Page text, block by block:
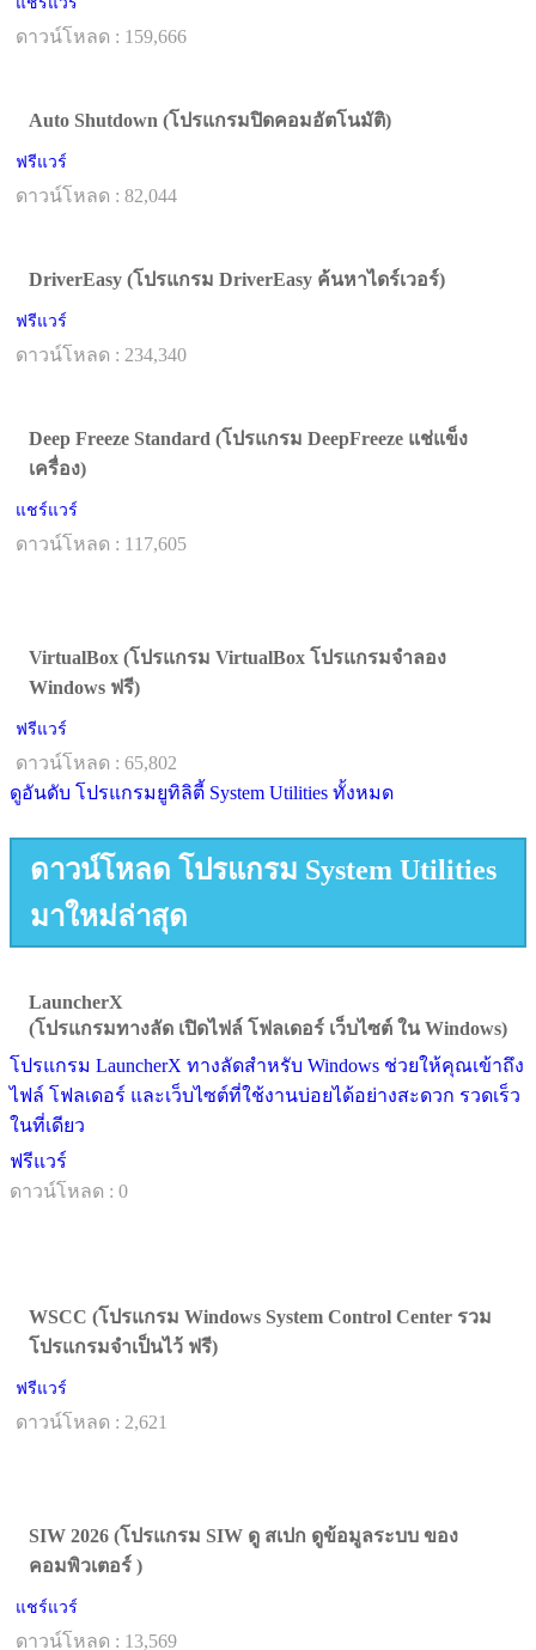
ดาวน์โหลด : 159,666
Auto Shutdown (โปรแกรมปิดคอมอัตโนมัติ)
ฟรีแวร์
ดาวน์โหลด : 82,044
DriverEasy (โปรแกรม DriverEasy ค้นหาไดร์เวอร์)
ฟรีแวร์
ดาวน์โหลด : 234,340
Deep Freeze Standard (โปรแกรม DeepFreeze แช่แข็ง
เครื่อง)
แชร์แวร์
ดาวน์โหลด : 117,605
VirtualBox (โปรแกรม VirtualBox โปรแกรมจำลอง
Windows ฟรี)
ฟรีแวร์
ดาวน์โหลด : 65,802
ดูอันดับ โปรแกรมยูทิลิตี้ System Utilities ทั้งหมด
ดาวน์โหลด โปรแกรม System Utilities
มาใหม่ล่าสุด
LauncherX
(โปรแกรมทางลัด เปิดไฟล์ โฟลเดอร์ เว็บไซต์ ใน Windows)
โปรแกรม LauncherX ทางลัดสำหรับ Windows ช่วยให้คุณเข้าถึง
ไฟล์ โฟลเดอร์ และเว็บไซต์ที่ใช้งานบ่อยได้อย่างสะดวก รวดเร็ว
ในที่เดียว
ฟรีแวร์
ดาวน์โหลด : 0
WSCC (โปรแกรม Windows System Control Center รวม
โปรแกรมจำเป็นไว้ ฟรี)
ฟรีแวร์
ดาวน์โหลด : 2,621
SIW 2026 (โปรแกรม SIW ดู สเปก ดูข้อมูลระบบ ของ
คอมพิวเตอร์ )
แชร์แวร์
ดาวน์โหลด : 13,569